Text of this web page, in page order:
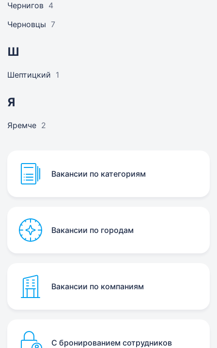
Чернигов 4
Черновцы 7
Ш
Шептицкий 1
Я
Яремче 2
Вакансии по категориям
Вакансии по городам
Вакансии по компаниям
С бронированием сотрудников